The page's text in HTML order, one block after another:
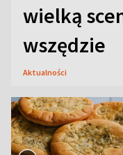
wielką
wszędzie
Aktualności